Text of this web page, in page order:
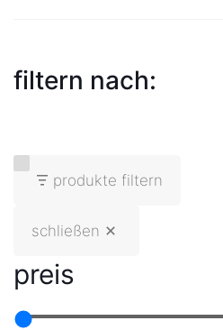
filtern nach:
produkte filtern
schließen
preis